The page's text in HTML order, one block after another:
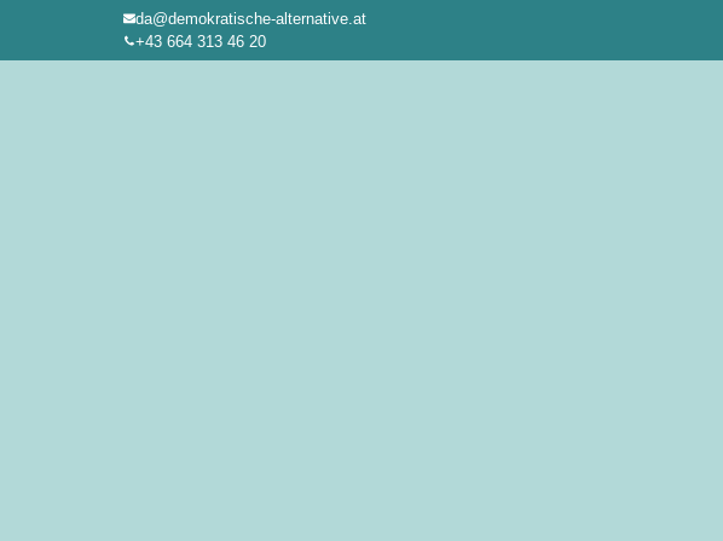
da@demokratische-alternative.at
+43 664 313 46 20